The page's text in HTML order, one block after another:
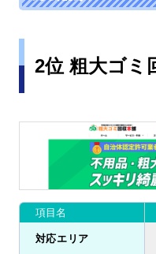
2位 粗大ゴミ
項目名
対応エリア